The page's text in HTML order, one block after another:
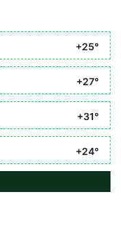
+25°
+27°
+31°
+24°